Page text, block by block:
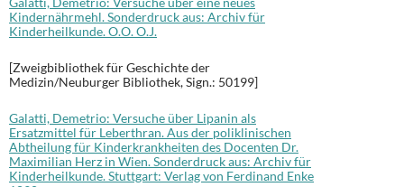
Kindernährmehl. Sonderdruck aus: Archiv für
Kinderheilkunde. O.O. O.J.
[Zweigbibliothek für Geschichte der
Medizin/Neuburger Bibliothek, Sign.: 50199]
Galatti, Demetrio: Versuche über Lipanin als
Ersatzmittel für Leberthran. Aus der poliklinischen
Abtheilung für Kinderkrankheiten des Docenten Dr.
Maximilian Herz in Wien. Sonderdruck aus: Archiv für
Kinderheilkunde. Stuttgart: Verlag von Ferdinand Enke